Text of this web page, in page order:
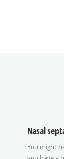
Nasal
You might